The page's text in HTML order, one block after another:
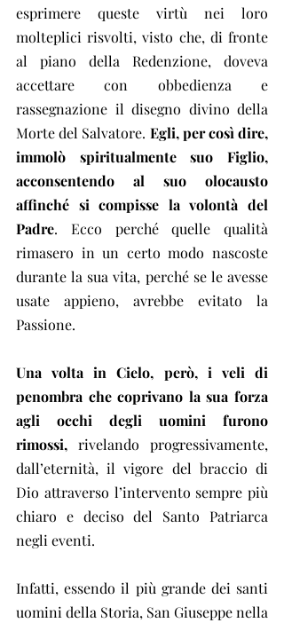
esprimere queste virtù nei loro
molteplici risvolti, visto che, di fronte
al piano della Redenzione, doveva
accettare con obbedienza e
rassegnazione il disegno divino della
Morte del Salvatore. Egli, per così dire,
immolò spiritualmente suo Figlio,
acconsentendo al suo olocausto
affinché si compisse la volontà del
Padre. Ecco perché quelle qualità
rimasero in un certo modo nascoste
durante la sua vita, perché se le avesse
usate appieno, avrebbe evitato la
Passione.
Una volta in Cielo, però, i veli di
penombra che coprivano la sua forza
agli occhi degli uomini furono
rimossi, rivelando progressivamente,
dall’eternità, il vigore del braccio di
Dio attraverso l’intervento sempre più
chiaro e deciso del Santo Patriarca
negli eventi.
Infatti, essendo il più grande dei santi
uomini della Storia, San Giuseppe nella